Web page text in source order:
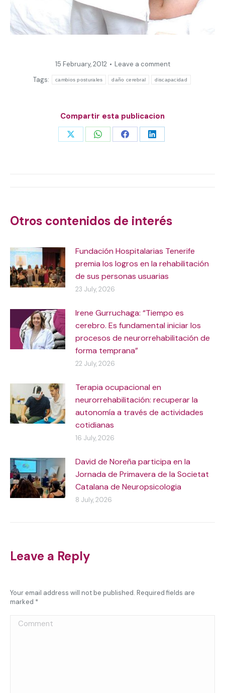
15 February, 2012
Leave a comment
Tags:
cambios posturales daño cerebral discapacidad
Compartir esta publicacion
Share Share Share Share
Otros contenidos de interés
Fundación Hospitalarias Tenerife
premia los logros en la rehabilitación
de sus personas usuarias
23 July, 2026
Irene Gurruchaga: “Tiempo es
cerebro. Es fundamental iniciar los
procesos de neurorrehabilitación de
forma temprana”
22 July, 2026
Terapia ocupacional en
neurorrehabilitación: recuperar la
autonomía a través de actividades
cotidianas
16 July, 2026
David de Noreña participa en la
Jornada de Primavera de la Societat
Catalana de Neuropsicologia
8 July, 2026
Leave a Reply
Your email address will not be published. Required fields are
marked *
Comment